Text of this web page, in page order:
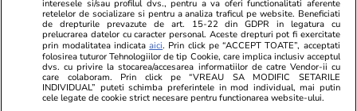
Bani și Afaceri 22 iul.
Peste 100 de pensionari români au dispărut în
fiecare zi, în primele 6 luni ale anului 2026.
Topul celor mai afectate județe
interesele si/sau profilul dvs., pentru a va oferi functionalitati aferente
retelelor de socializare si pentru a analiza traficul pe website. Beneficiati
de drepturile prevazute de art. 15-22 din GDPR in legatura cu
prelucrarea datelor cu caracter personal. Aceste drepturi pot fi exercitate
prin modalitatea indicataaici. Prin click pe “ACCEPT TOATE”, acceptati
folosirea tuturor Tehnologiilor de tip Cookie, care implica inclusiv acceptul
dvs. cu privire la stocarea/accesarea informatiilor de catre Vendor-ii cu
care colaboram. Prin click pe “VREAU SA MODIFIC SETARILE
INDIVIDUAL” puteti schimba preferintele in mod individual, mai putin
cele legate de cookie strict necesare pentru functionarea website-ului.